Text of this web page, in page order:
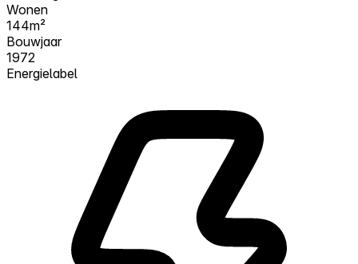
Wonen
144m²
Bouwjaar
1972
Energielabel